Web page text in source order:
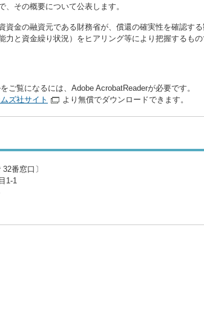
、その概要について公表します。
金の融資元である財務省が、償還の確実性を確認す
と資金繰り状況）をヒアリング等により把握するもの
ご覧になるには、Adobe AcrobatReaderが必要です。
ズ社サイト
より無償でダウンロードできます。
番窓口〕
1-1